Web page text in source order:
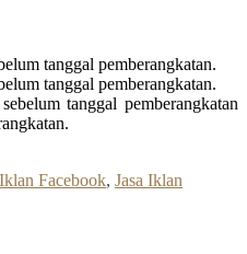
tanggal pemberangkatan.
tanggal pemberangkatan.
tanggal pemberangkatan
Facebook, Jasa Iklan